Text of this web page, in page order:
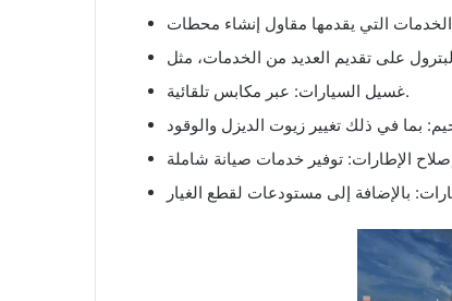
الخدمات التي يقدمها مقاول إنشاء محطات
غسيل السيارات: عبر مكابس تلقائية.